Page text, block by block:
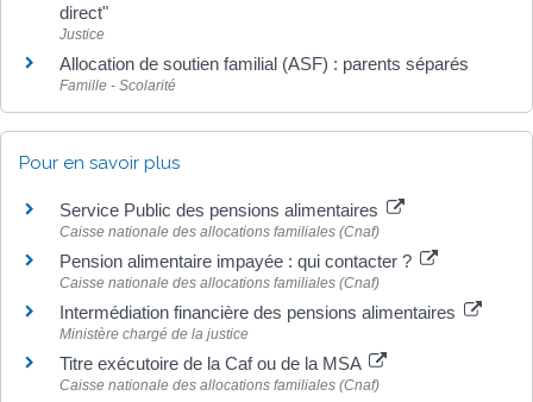
direct"
Justice
Allocation de soutien familial (ASF) : parents séparés
Famille - Scolarité
Pour en savoir plus
Service Public des pensions alimentaires
Caisse nationale des allocations familiales (Cnaf)
Pension alimentaire impayée : qui contacter ?
Caisse nationale des allocations familiales (Cnaf)
Intermédiation financière des pensions alimentaires
Ministère chargé de la justice
Titre exécutoire de la Caf ou de la MSA
Caisse nationale des allocations familiales (Cnaf)